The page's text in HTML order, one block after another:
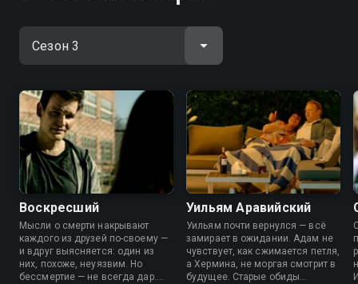
Воскресший
Мысли о смерти накрывают
каждого из друзей по-своему —
и вдруг выясняется: один из
них, похоже, неуязвим. Но
бессмертие — не всегда дар.
Уильям Аравийский
Уильям почти вернулся — всё
замирает в ожидании. Адам не
чувствует, как сжимается петля,
а Хермина, не моргая смотрит в
будущее. Старые обиды